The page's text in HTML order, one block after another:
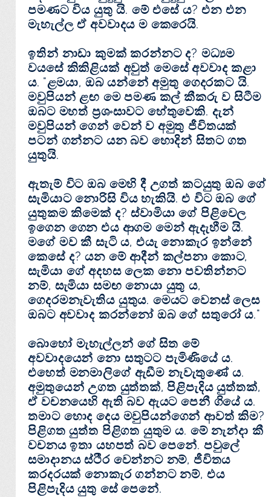
පමණට විය යුතු යි. මේ එසේ ය? එන එන
මැහැල්ල ඒ අවවාදය ම කෙරෙයි.
ඉතින් නාඩා කුමක්‌ කරන්නට ද? මධ්‍යම
වයසේ කිකිළියක්‌ අවුත් මෙසේ අවවාද කළා
ය. "ළමයා, ඔබ යන්නේ අමුතු ගෙදරකට යි.
මවුපියන් ළඟ මෙ පමණ කල් කීකරු ව සිටීම
ඔබට මහත් ප්‍රශංසාවට හේතුවෙකි. දැන්
මවුපියන් ගෙන් වෙන් ව අමුතු ජීවිතයක්‌
පටන් ගන්නට යන බව හොදින් සිතට ගත
යුතුයි.
ඇතැම් විට ඔබ මෙහි දී උගත් කටයුතු ඔබ ගේ
සැමියාට නොරිසි විය හැකියි. එ විට ඔබ ගේ
යුතුකම කිමෙක්‌ ද? ස්‌වාමියා ගේ පිළිවෙල
ඉගෙන ගෙන එය ආගම මෙන් ඇදැහීම යි.
මගේ මව කී සැටි ය, එයැ නොකැර ඉන්නේ
කෙසේ ද? යන මේ ආදීන් කල්පනා කොට,
සැමියා ගේ අදහස ලෙක නො පවතින්නට
නම්, සැමියා සමඟ නොයා යුතු ය,
ගෙදරමනැවැතිය යුතුය. මෙයට වෙනස්‌ ලෙස
ඔබට අවවාද කරන්නෝ ඔබ ගේ සතුරෝ ය."
බොහෝ මැහැල්ලන් ගේ සිත මේ
අවවාදයෙන් නො සතුටට පැමිණියේ ය.
එහෙත් මනමාලිගේ ඇඩීම නැවැතුණේ ය.
අමුතුයෙන් උගත යුත්තක්‌, පිළිපැදිය යුත්තක්‌,
ඒ වචනයෙහි ඇති බව ඇයට පෙනී ගියේ ය.
තමාට හොද දෙය මවුපියන්ගෙන් ආවත් කිම?
පිළිගත යුත්ත පිළිගත යුතුම ය. මේ නැන්දා කී
වචනය ඉතා යහපත් බව පෙනේ. පවුලේ
සමාදානය ස්‌ථීර වෙන්නට නම්, ජීවිතය
කරදරයක්‌ නොකැර ගන්නට නම්, එය
පිළිපැදිය යුතු සේ පෙනේ.